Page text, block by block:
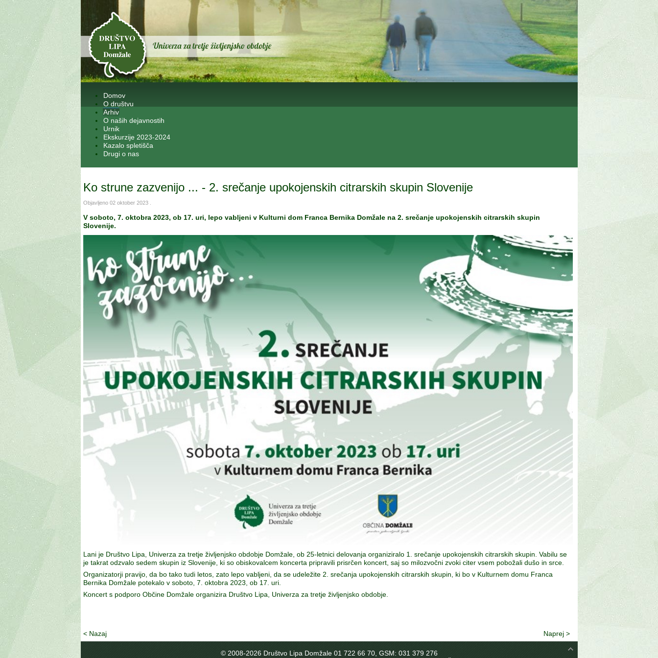
Domov
O društvu
Arhiv
O naših dejavnostih
Urnik
Ekskurzije 2023-2024
Kazalo spletišča
Drugi o nas
Ko strune zazvenijo ... - 2. srečanje upokojenskih citrarskih skupin Slovenije
Objavljeno 02 oktober 2023
V soboto, 7. oktobra 2023, ob 17. uri, lepo vabljeni v Kulturni dom Franca Bernika Domžale na 2. srečanje upokojenskih citrarskih skupin
Slovenije.
Lani je Društvo Lipa, Univerza za tretje življenjsko obdobje Domžale, ob 25-letnici delovanja organiziralo 1. srečanje upokojenskih citrarskih skupin. Vabilu se
je takrat odzvalo sedem skupin iz Slovenije, ki so obiskovalcem koncerta pripravili prisrčen koncert, saj so milozvočni zvoki citer vsem pobožali dušo in srce.
Organizatorji pravijo, da bo tako tudi letos, zato lepo vabljeni, da se udeležite 2. srečanja upokojenskih citrarskih skupin, ki bo v Kulturnem domu Franca
Bernika Domžale potekalo v soboto, 7. oktobra 2023, ob 17. uri.
Koncert s podporo Občine Domžale organizira Društvo Lipa, Univerza za tretje življenjsko obdobje.
< Nazaj Naprej >
© 2008-2026 Društvo Lipa Domžale 01 722 66 70, GSM: 031 379 276